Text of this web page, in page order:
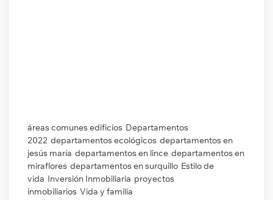
áreas comunes edificios Departamentos
2022 departamentos ecológicos departamentos en
jesús maría departamentos en lince departamentos en
miraflores departamentos en surquillo Estilo de
vida Inversión Inmobiliaria proyectos
inmobiliarios Vida y familia